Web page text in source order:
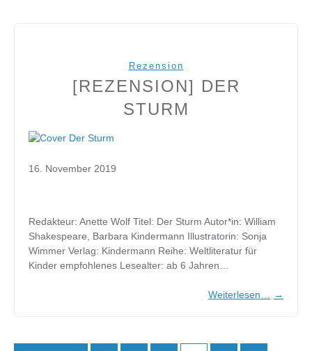
Rezension
[REZENSION] DER
STURM
16. November 2019
Redakteur: Anette Wolf Titel: Der Sturm Autor*in: William
Shakespeare, Barbara Kindermann Illustratorin: Sonja
Wimmer Verlag: Kindermann Reihe: Weltliteratur für
Kinder empfohlenes Lesealter: ab 6 Jahren…
Weiterlesen… →